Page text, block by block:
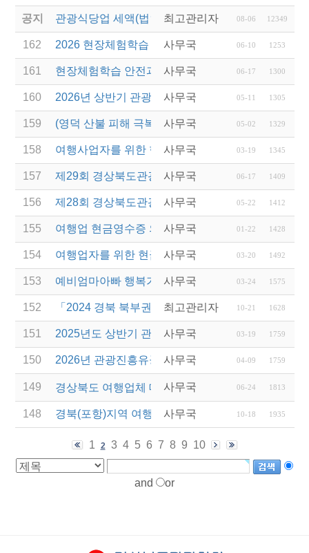
공지 관광식당업 세액(법인세 및 소득세)감면 제도 안내
최고관리자 08-06 12349
162 2026 현장체험학습 안전과정(신규.재강습)
사무국 06-10 1253
161 현장체험학습 안전과정(재강습) 교육 실시
사무국 06-17 1300
160 2026년 상반기 관광진흥기금 스타트업 지원
사무국 05-11 1305
159 (영덕 산불 피해 극복 행사) 여행으로 잇는 희망, 다
사무국 05-02 1329
158 여행사업자를 위한 현금영수증 관련 웨비나 실시
사무국 03-19 1345
157 제29회 경상북도관광기념품공모전 개최
사무국 06-17 1409
156 제28회 경상북도관광기념품 공모전 낙선작 반출기
사무국 05-22 1412
155 여행업 현금영수증 의무발행 합산발급(총액) 적용
사무국 01-22 1428
154 여행업자를 위한 현금영수증 관련 웨비나 진행
사무국 03-20 1492
153 예비엄마아빠 행복가족여행 지원사업 전담여행사
사무국 03-24 1575
152 「2024 경북 북부권 관광사업체 컨설팅」 안내
최고관리자 10-21 1628
151 2025년도 상반기 관광진흥개발기금 융자 시행 변
사무국 03-19 1759
150 2026년 관광진흥유공자 정부포상 대상자 추천
사무국 04-09 1759
149 경상북도 여행업체 대상 울릉도 ․ 독도 팸투어 안내
사무국 06-24 1813
148 경북(포항)지역 여행업계 대상 ⌜동해시 관광홍보설
사무국 10-18 1935
1 2 3 4 5 6 7 8 9 10
and or